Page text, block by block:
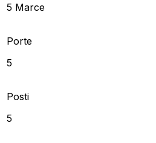
5 Marce
Porte
5
Posti
5